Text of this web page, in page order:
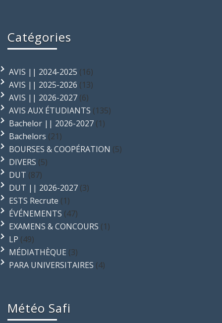
Catégories
AVIS || 2024-2025 (16)
AVIS || 2025-2026 (13)
AVIS || 2026-2027 (6)
AVIS AUX ÉTUDIANTS (135)
Bachelor || 2026-2027 (1)
Bachelors (21)
BOURSES & COOPÉRATION (5)
DIVERS (5)
DUT (87)
DUT || 2026-2027 (3)
ESTS Recrute (1)
ÉVÉNEMENTS (47)
EXAMENS & CONCOURS (1)
LP (49)
MÉDIATHÈQUE (3)
PARA UNIVERSITAIRES (4)
Météo Safi